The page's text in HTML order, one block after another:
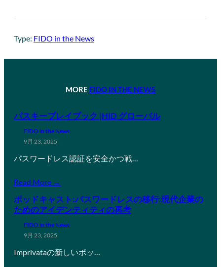
Type: FIDO in the News
MORE FIDO IN THE NEWS
パスキープレイブック |HID グローバル
FIDO in the News
9月 23, 2025
パスワードレス認証を安全かつ戦…
Read More →
ポッドキャスト:パスワードレスの移行:現代企業の
ためのアイデンティティの再考
FIDO in the News
9月 23, 2025
Imprivataの新しいポッ…